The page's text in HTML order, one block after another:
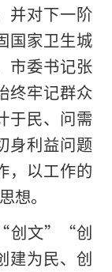
并对下一阶
国家卫生城
市委书记张
终牢记群众
于民、问需
身利益问题
以工作的
想。
“创文”“创
为民、创